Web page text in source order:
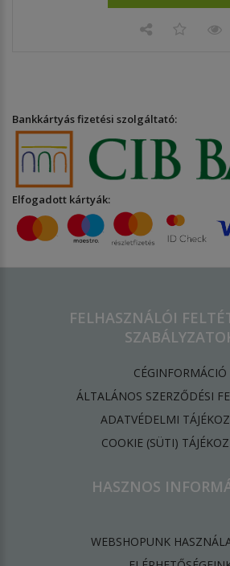
Bankkártyás fizetési szolgáltató:
Elfogadott kártyák:
FELHASZNÁLÓI
CÉGINFORMÁCIÓ
ÁLTALÁNOS SZERZŐDÉSI
ADATVÉDELMI
​COOKIE (SÜTI)
HASZNOS
WEBSHOPUNK